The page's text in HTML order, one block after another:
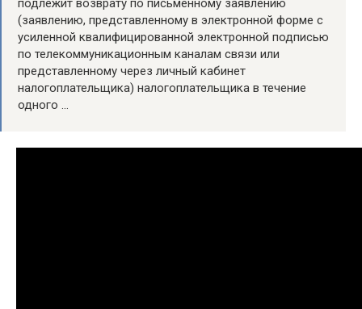
подлежит возврату по письменному заявлению
(заявлению, представленному в электронной форме с
усиленной квалифицированной электронной подписью
по телекоммуникационным каналам связи или
представленному через личный кабинет
налогоплательщика) налогоплательщика в течение
одного …